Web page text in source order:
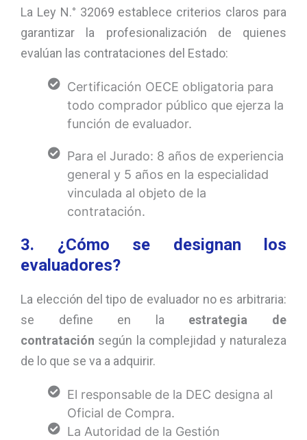
La Ley N.° 32069 establece criterios claros para
garantizar la profesionalización de quienes
evalúan las contrataciones del Estado:
Certificación OECE obligatoria para
todo comprador público que ejerza la
función de evaluador.
Para el Jurado: 8 años de experiencia
general y 5 años en la especialidad
vinculada al objeto de la
contratación.
3. ¿Cómo se designan los
evaluadores?
La elección del tipo de evaluador no es arbitraria:
se define en la estrategia de
contratación según la complejidad y naturaleza
de lo que se va a adquirir.
El responsable de la DEC designa al
Oficial de Compra.
La Autoridad de la Gestión